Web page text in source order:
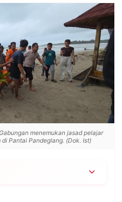
menemukan jasad pelajar
Pantai Pandeglang. (Dok. Ist)